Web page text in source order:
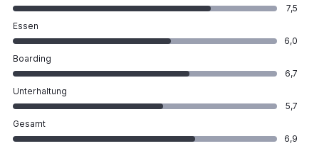
7,5
Essen
6,0
Boarding
6,7
Unterhaltung
5,7
Gesamt
6,9